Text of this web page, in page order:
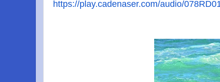
https://play.cadenaser.com/audio/